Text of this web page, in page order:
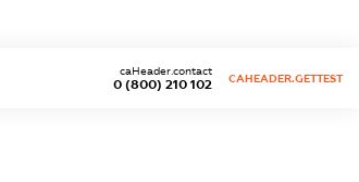
0 (800) 210 102
caHeader.contact
CAHEADER.GETTEST